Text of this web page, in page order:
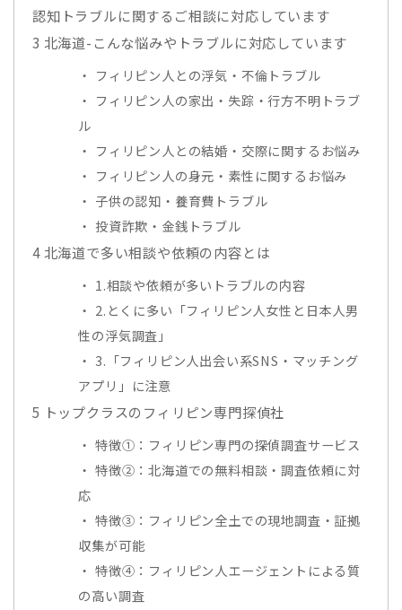
認知トラブルに関するご相談に対応しています
3 北海道-こんな悩みやトラブルに対応しています
フィリピン人との浮気・不倫トラブル
フィリピン人の家出・失踪・行方不明トラブ
ル
フィリピン人との結婚・交際に関するお悩み
フィリピン人の身元・素性に関するお悩み
子供の認知・養育費トラブル
投資詐欺・金銭トラブル
4北海道で多い相談や依頼の内容とは
1.相談や依頼が多いトラブルの内容
2.とくに多い「フィリピン人女性と日本人男
性の浮気調査」
3.「フィリピン人出会い系SNS・マッチング
アプリ」に注意
5 トップクラスのフィリピン専門探偵社
特徴①：フィリピン専門の探偵調査サービス
特徴②：北海道での無料相談・調査依頼に対
応
特徴③：フィリピン全土での現地調査・証拠
収集が可能
特徴④：フィリピン人エージェントによる質
の高い調査